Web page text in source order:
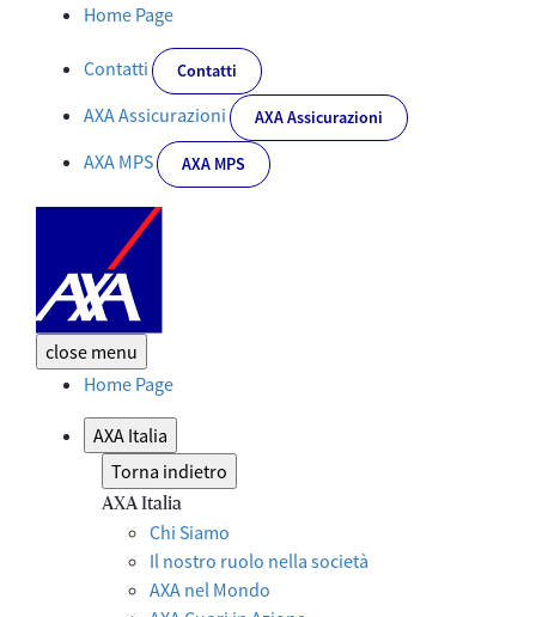
AXA Bocconi Seminar 2015 - Corporate
Home Page
Contatti Contatti
AXA Assicurazioni AXA Assicurazioni
AXA MPS AXA MPS
close menu
Home Page
AXA Italia
Torna indietro
AXA Italia
Chi Siamo
Il nostro ruolo nella società
AXA nel Mondo